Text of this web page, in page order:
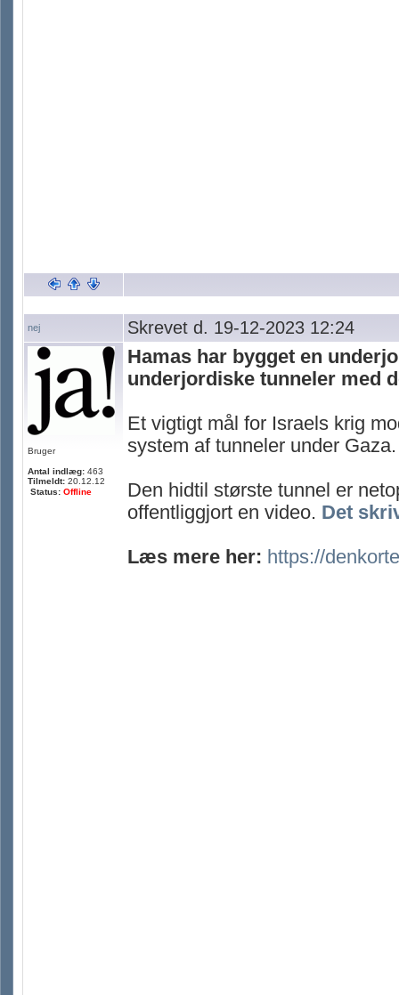
nej Skrevet d. 19-12-2023 12:24
Bruger
Antal indlæg: 463
Tilmeldt: 20.12.12
Status: Offline
Hamas har bygget en
underjordiske tunneler med
Et vigtigt mål for Israels krig
system af tunneler under Gaza.
Den hidtil største tunnel er
offentliggjort en video. Det
Læs mere her: https://